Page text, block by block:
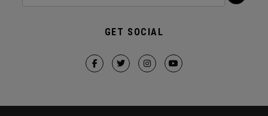
GET SOCIAL